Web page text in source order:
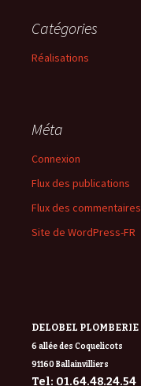
Catégories
Réalisations
Méta
Connexion
Flux des publications
Flux des commentaires
Site de WordPress-FR
DELOBEL PLOMBERIE
6 allée des Coquelicots
91160 Ballainvilliers
Tel: 01.64.48.24.54